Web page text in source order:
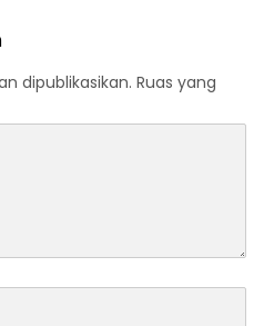
dipublikasikan. Ruas yang